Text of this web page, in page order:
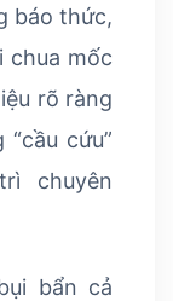
báo thức,
chua mốc
rõ ràng
cứu”
chuyên
bẩn cả